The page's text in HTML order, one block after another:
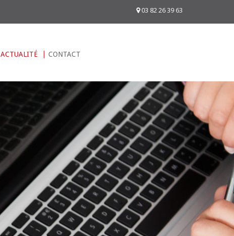
03 82 26 39 63
ACTUALITÉ CONTACT